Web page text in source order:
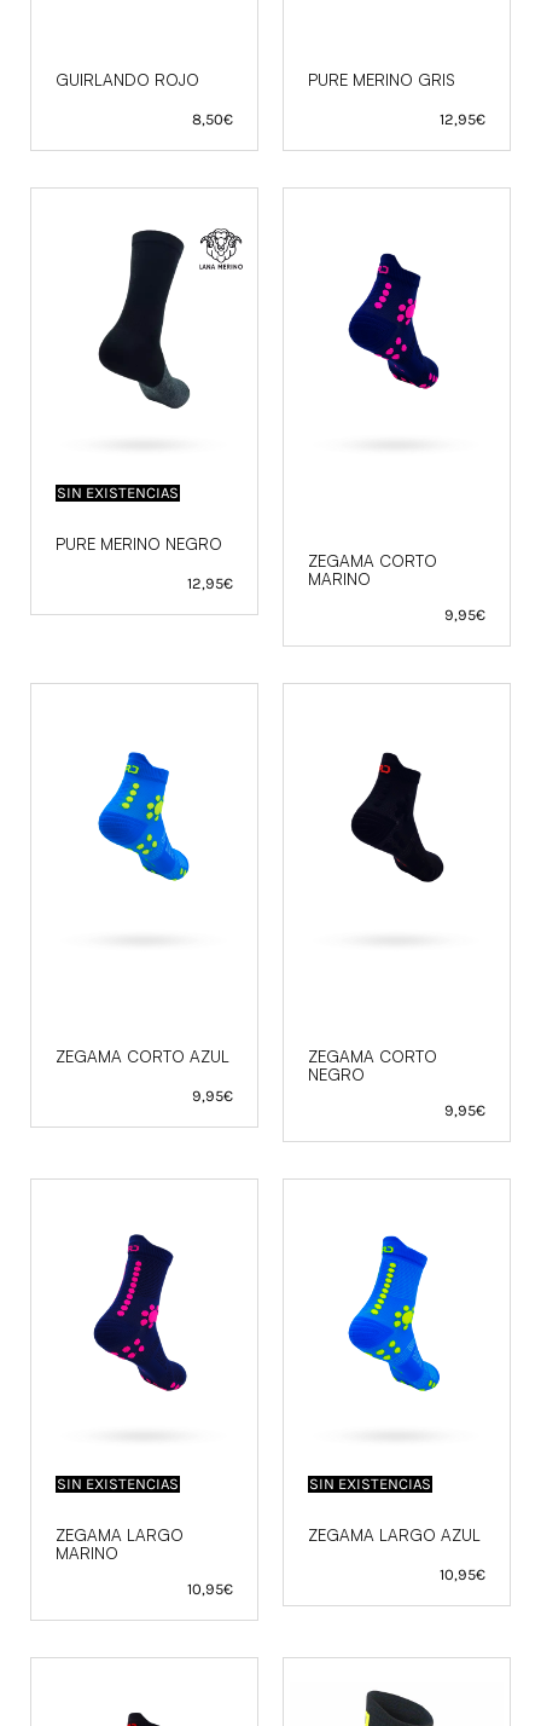
GUIRLANDO ROJO
8,50€
PURE MERINO GRIS
12,95€
SIN EXISTENCIAS
PURE MERINO NEGRO
12,95€
ZEGAMA CORTO
MARINO
9,95€
ZEGAMA CORTO AZUL
9,95€
ZEGAMA CORTO
NEGRO
9,95€
SIN EXISTENCIAS
ZEGAMA LARGO
MARINO
10,95€
SIN EXISTENCIAS
ZEGAMA LARGO AZUL
10,95€